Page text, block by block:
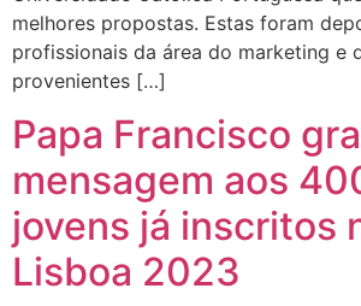
melhores propostas. Estas foram
profissionais da área do marketing e
provenientes […]
Papa Francisco
mensagem aos
jovens já inscritos
Lisboa 2023